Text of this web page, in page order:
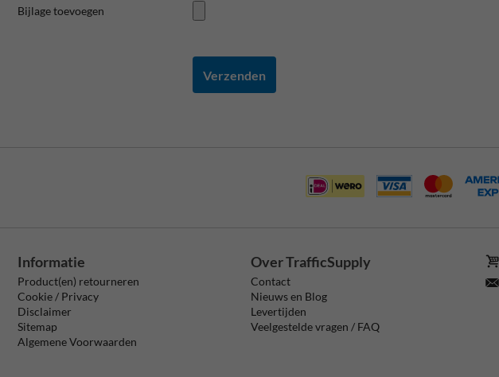
Bijlage toevoegen
Verzenden
Informatie
Product(en) retourneren
Cookie / Privacy
Disclaimer
Sitemap
Algemene Voorwaarden
Over TrafficSupply
Contact
Nieuws en Blog
Levertijden
Veelgestelde vragen / FAQ